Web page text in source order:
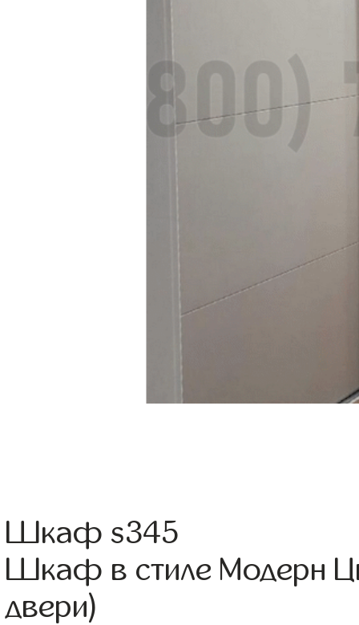
Шкаф s345
Шкаф в стиле Модерн
двери)